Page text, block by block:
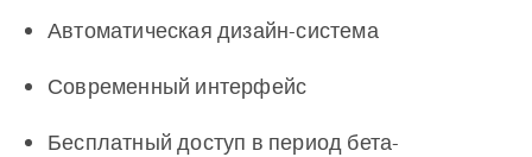
Автоматическая дизайн-система
Современный интерфейс
Бесплатный доступ в период бета-